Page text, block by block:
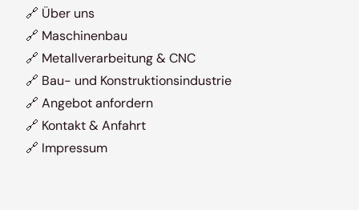
🔗 Über uns
🔗 Maschinenbau
🔗 Metallverarbeitung & CNC
🔗 Bau- und Konstruktionsindustrie
🔗 Angebot anfordern
🔗 Kontakt & Anfahrt
🔗 Impressum